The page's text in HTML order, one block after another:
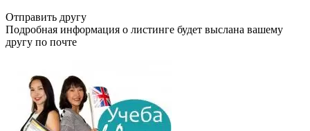
Отправить другу
Подробная информация о листинге будет выслана вашему
другу по почте